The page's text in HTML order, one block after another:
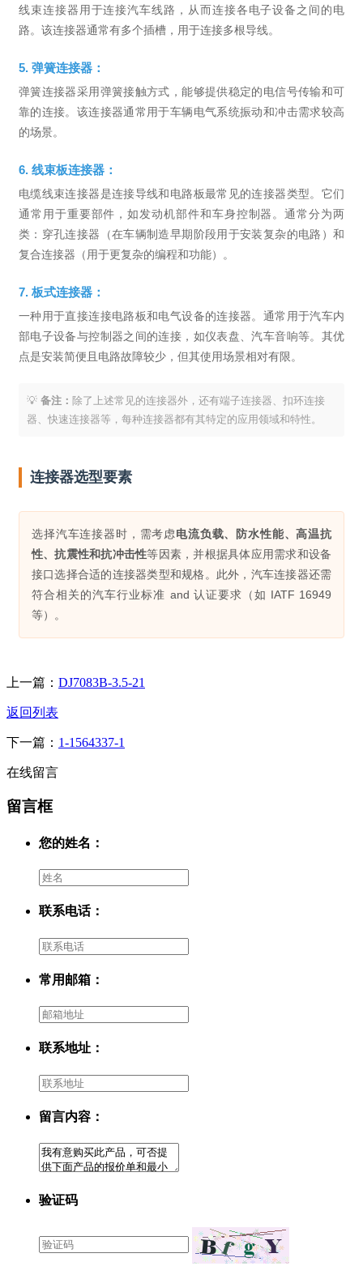
线束连接器用于连接汽车线路，从而连接各电子设备之间的电
路。该连接器通常有多个插槽，用于连接多根导线。
5. 弹簧连接器：
弹簧连接器采用弹簧接触方式，能够提供稳定的电信号传输和可
靠的连接。该连接器通常用于车辆电气系统振动和冲击需求较高
的场景。
6. 线束板连接器：
电缆线束连接器是连接导线和电路板最常见的连接器类型。它们
通常用于重要部件，如发动机部件和车身控制器。通常分为两
类：穿孔连接器（在车辆制造早期阶段用于安装复杂的电路）和
复合连接器（用于更复杂的编程和功能）。
7. 板式连接器：
一种用于直接连接电路板和电气设备的连接器。通常用于汽车内
部电子设备与控制器之间的连接，如仪表盘、汽车音响等。其优
点是安装简便且电路故障较少，但其使用场景相对有限。
备注： 除了上述常见的连接器外，还有端子连接器、扣环连接
器、快速连接器等，每种连接器都有其特定的应用领域和特性。
连接器选型要素
选择汽车连接器时，需考虑电流负载、防水性能、高温抗
性、抗震性和抗冲击性等因素，并根据具体应用需求和设备
接口选择合适的连接器类型和规格。此外，汽车连接器还需
符合相关的汽车行业标准 and 认证要求（如 IATF 16949
等）。
上一篇： DJ7083B-3.5-21
返回列表
下一篇： 1-1564337-1
在线留言
留言框
您的姓名：
联系电话：
常用邮箱：
联系地址：
留言内容：
验证码